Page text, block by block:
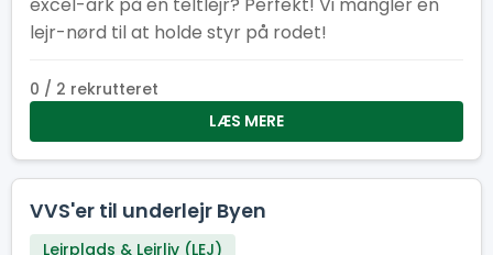
lejr-nørd til at holde styr på rodet!
0 / 2 rekrutteret
LÆS MERE
VVS'er til underlejr Byen
Lejrplads & Lejrliv (LEJ)